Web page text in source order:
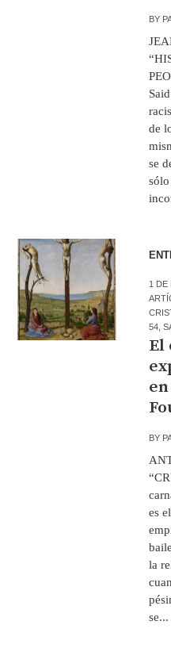
BY
de
se
sólo
1 DE
54 ,
El
BY
es
la
se...